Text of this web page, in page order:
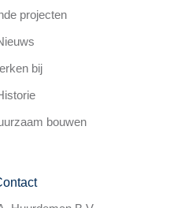
projecten
bij
bouwen